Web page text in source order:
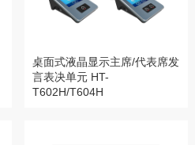
桌面式液晶显示主席/代表席发
言表决单元 HT-
T602H/T604H